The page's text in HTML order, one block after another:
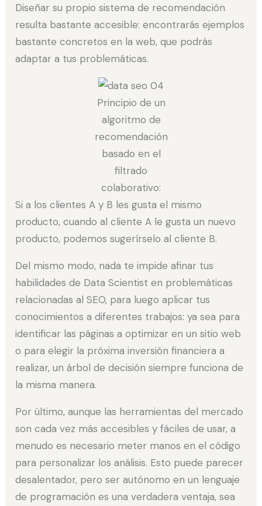
Diseñar su propio sistema de recomendación
resulta bastante accesible: encontrarás ejemplos
bastante concretos en la web, que podrás
adaptar a tus problemáticas.
Principio de un
algoritmo de
recomendación
basado en el
filtrado
colaborativo:
Si a los clientes A y B les gusta el mismo
producto, cuando al cliente A le gusta un nuevo
producto, podemos sugerírselo al cliente B.
Del mismo modo, nada te impide afinar tus
habilidades de Data Scientist en problemáticas
relacionadas al SEO, para luego aplicar tus
conocimientos a diferentes trabajos: ya sea para
identificar las páginas a optimizar en un sitio web
o para elegir la próxima inversión financiera a
realizar, un árbol de decisión siempre funciona de
la misma manera.
Por último, aunque las herramientas del mercado
son cada vez más accesibles y fáciles de usar, a
menudo es necesario meter manos en el código
para personalizar los análisis. Esto puede parecer
desalentador, pero ser autónomo en un lenguaje
de programación es una verdadera ventaja, sea